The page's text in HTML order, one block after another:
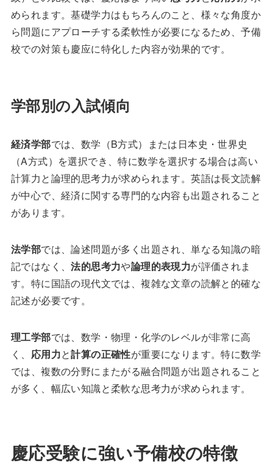
められます。基礎学力はもちろんのこと、様々な角度か
ら問題にアプローチする柔軟性が必要になるため、予備
校での対策も慶应に特化した内容が効果的です。
学部別の入試傾向
経済学部では、数学（B方式）または日本史・世界史
（A方式）を選択でき、特に数学を選択する場合は高い
計算力と論理的思考力が求められます。英語は長文読解
が中心で、経済に関する専門的な内容も出題されること
があります。
法学部では、論述問題が多く出題され、単なる知識の暗
記ではなく、法的思考力や論理的表現力が評価されま
す。特に国語の現代文では、複雑な文章の読解と的確な
記述が必要です。
理工学部では、数学・物理・化学のレベルが非常に高
く、 応用力と計算の正確性が重要になります。特に数学
では、複数の分野にまたがる融合問題が出題されること
が多く、幅広い知識と柔軟な思考力が求められます。
慶応受験に強い予備校の特徴